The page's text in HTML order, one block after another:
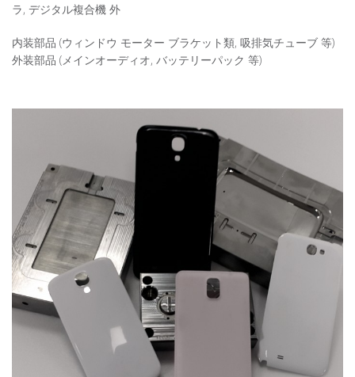
ラ, デジタル複合機 外
内装部品 (ウィンドウ モーター ブラケット類, 吸排気チューブ 等)
外装部品 (メインオーディオ, バッテリーパック 等)